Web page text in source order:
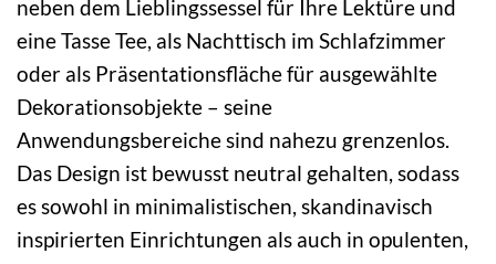
neben dem Lieblingssessel für Ihre Lektüre und
eine Tasse Tee, als Nachttisch im Schlafzimmer
oder als Präsentationsfläche für ausgewählte
Dekorationsobjekte – seine
Anwendungsbereiche sind nahezu grenzenlos.
Das Design ist bewusst neutral gehalten, sodass
es sowohl in minimalistischen, skandinavisch
inspirierten Einrichtungen als auch in opulenten,